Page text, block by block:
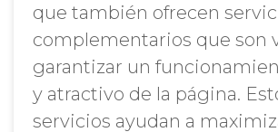
que también ofrecen
complementarios que son
garantizar un
y atractivo de la página.
servicios ayudan a